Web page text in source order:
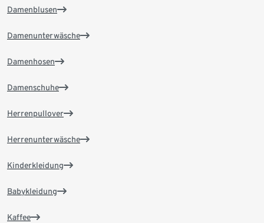
Damenblusen
Damenunterwäsche
Damenhosen
Damenschuhe
Herrenpullover
Herrenunterwäsche
Kinderkleidung
Babykleidung
Kaffee